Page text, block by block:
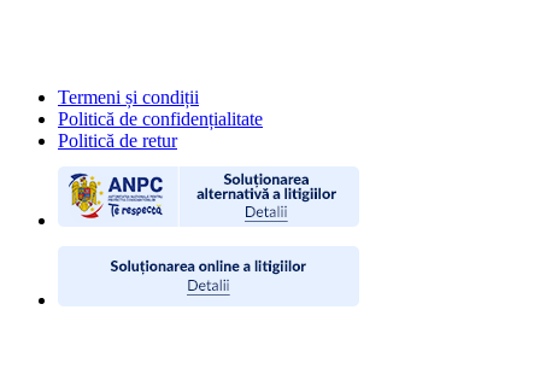
Termeni și condiții
Politică de confidențialitate
Politică de retur